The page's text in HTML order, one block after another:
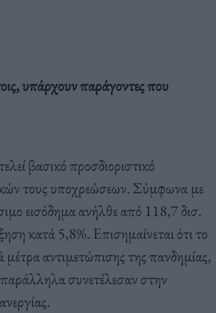
υπάρχουν παράγοντες που
βασικό προσδιοριστικό
τους υποχρεώσεων. Σύμφωνα με
εισόδημα ανήλθε από 118,7 δισ.
κατά 5,8%. Επισημαίνεται ότι το
αντιμετώπισης της πανδημίας,
συνετέλεσαν στην